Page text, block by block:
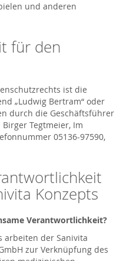
und anderen
für den
ist die
„Ludwig Bertram“ oder
durch die Geschäftsführer
Tegtmeier, Im
05136-97590,
Konzepts
Verantwortlichkeit?
arbeiten der Sanivita
zur Verknüpfung des